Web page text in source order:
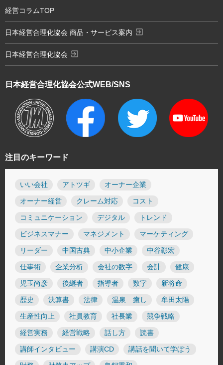
注目のキーワード
いい会社 アトツギ オーナー企業
オーナー経営 クレーム対応 コスト
コミュニケーション デジタル トレンド
ビジネスマナー マネジメント マーケティング
リーダー 中国古典 中小企業 中谷彰宏
仕事術 企業分析 会社の数字 会計 健康
児玉尚彦 後継者 指導者 数字 新将命
歴史 決算書 法律 温泉 癒し 牟田太陽
生産性向上 社員教育 社長業 競争戦略
経営実務 経営戦略 話し方 読書
講師インタビュー 講演CD 講話を聞いて学ぼう
日本経営合理化協会公式WEB/SNS
経営コラムTOP
日本経営合理化協会 商品・サービス案内 exit_to_app
日本経営合理化協会 exit_to_app